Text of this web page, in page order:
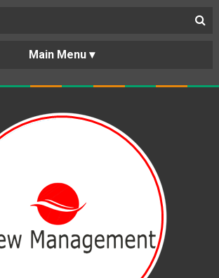
BERANDA
PORTOFOLIO
KARIR
KERJASAMA
LAYANAN